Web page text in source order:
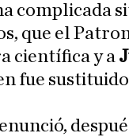
complicada
que el
científica y a
fue